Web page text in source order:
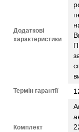
Додаткові
характеристики
Термін гарантії
Комплект